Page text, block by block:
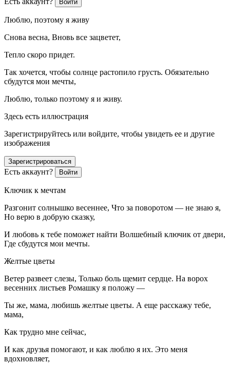
Войти
Люблю, поэтому я живу
Снова весна, Вновь все зацветет,
Тепло скоро придет.
Так хочется, чтобы солнце растопило грусть. Обязательно
сбудутся мои мечты,
Люблю, только поэтому я и живу.
Здесь есть иллюстрация
Зарегистрируйтесь или войдите, чтобы увидеть ее и другие
изображения
Зарегистрироваться
Есть аккаунт? Войти
Ключик к мечтам
Разгонит солнышко весеннее, Что за поворотом — не знаю я,
Но верю в добрую сказку,
И любовь к тебе поможет найти Волшебный ключик от двери,
Где сбудутся мои мечты.
Желтые цветы
Ветер развеет слезы, Только боль щемит сердце. На ворох
весенних листьев Ромашку я положу —
Ты же, мама, любишь желтые цветы. А еще расскажу тебе,
мама,
Как трудно мне сейчас,
И как друзья помогают, и как люблю я их. Это меня
вдохновляет,